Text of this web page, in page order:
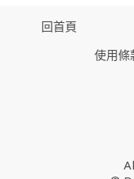
回首頁
使用條